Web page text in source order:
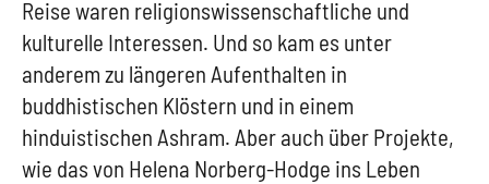
Reise waren religionswissenschaftliche und
kulturelle Interessen. Und so kam es unter
anderem zu längeren Aufenthalten in
buddhistischen Klöstern und in einem
hinduistischen Ashram. Aber auch über Projekte,
wie das von Helena Norberg-Hodge ins Leben